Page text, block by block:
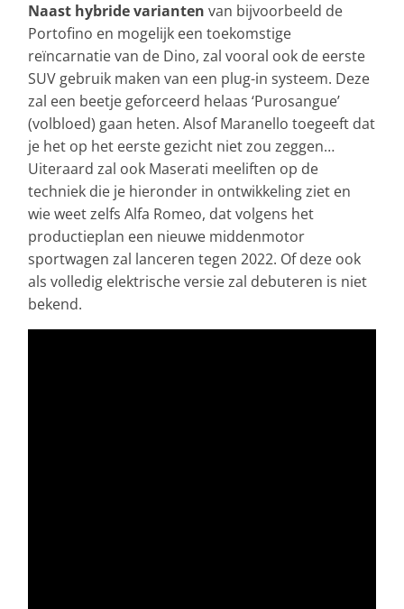
Naast hybride varianten van bijvoorbeeld de
Portofino en mogelijk een toekomstige
reïncarnatie van de Dino, zal vooral ook de eerste
SUV gebruik maken van een plug-in systeem. Deze
zal een beetje geforceerd helaas ‘Purosangue’
(volbloed) gaan heten. Alsof Maranello toegeeft dat
je het op het eerste gezicht niet zou zeggen…
Uiteraard zal ook Maserati meeliften op de
techniek die je hieronder in ontwikkeling ziet en
wie weet zelfs Alfa Romeo, dat volgens het
productieplan een nieuwe middenmotor
sportwagen zal lanceren tegen 2022. Of deze ook
als volledig elektrische versie zal debuteren is niet
bekend.